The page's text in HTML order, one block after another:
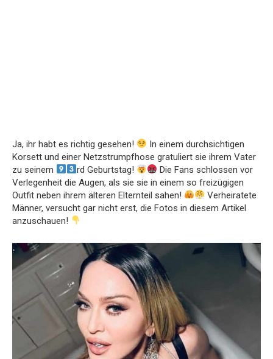
Ja, ihr habt es richtig gesehen!
In einem durchsichtigen
Korsett und einer Netzstrumpfhose gratuliert sie ihrem Vater
zu seinem
rd Geburtstag!
Die Fans schlossen vor
Verlegenheit die Augen, als sie sie in einem so freizügigen
Outfit neben ihrem älteren Elternteil sahen!
Verheiratete
Männer, versucht gar nicht erst, die Fotos in diesem Artikel
anzuschauen!